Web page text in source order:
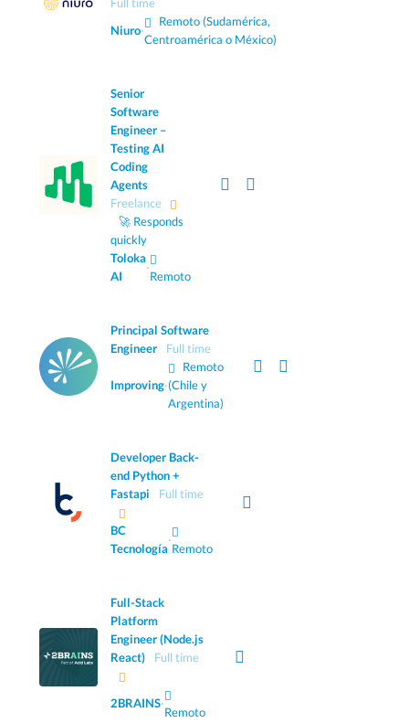
Full time
Niuro·
Remoto (Sudamérica,
Centroamérica o México)
Senior
Software
Engineer –
Testing AI
Coding
Agents
Freelance
🚀 Responds
quickly
Toloka
AI
·
Remoto
Principal Software
Engineer
Full time
Improving·
Remoto
(Chile y
Argentina)
Developer Back-
end Python +
Fastapi
Full time
BC
Tecnología
·
Remoto
Full-Stack
Platform
Engineer (Node.js
React)
Full time
2BRAINS·
Remoto